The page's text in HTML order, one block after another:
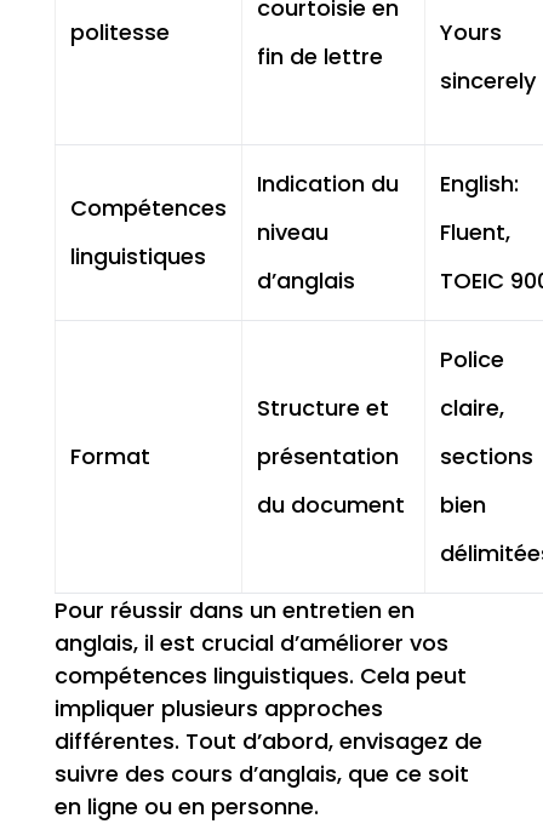
politesse
courtoisie en
fin de lettre
Yours
sincerely
Compétences
linguistiques
Indication du
niveau
d’anglais
English:
Fluent,
TOEIC
Format
Structure et
présentation
du document
Police
claire,
sections
bien
Pour réussir dans un entretien en
anglais, il est crucial d’améliorer vos
compétences linguistiques. Cela peut
impliquer plusieurs approches
différentes. Tout d’abord, envisagez de
suivre des cours d’anglais, que ce soit
en ligne ou en personne.